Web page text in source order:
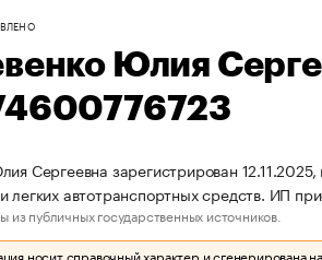
Юлия
Сергеевна зарегистрирован
легких автотранспортных средств. ИП
из публичных государственных источников.
носит справочный характер и сгенерирована